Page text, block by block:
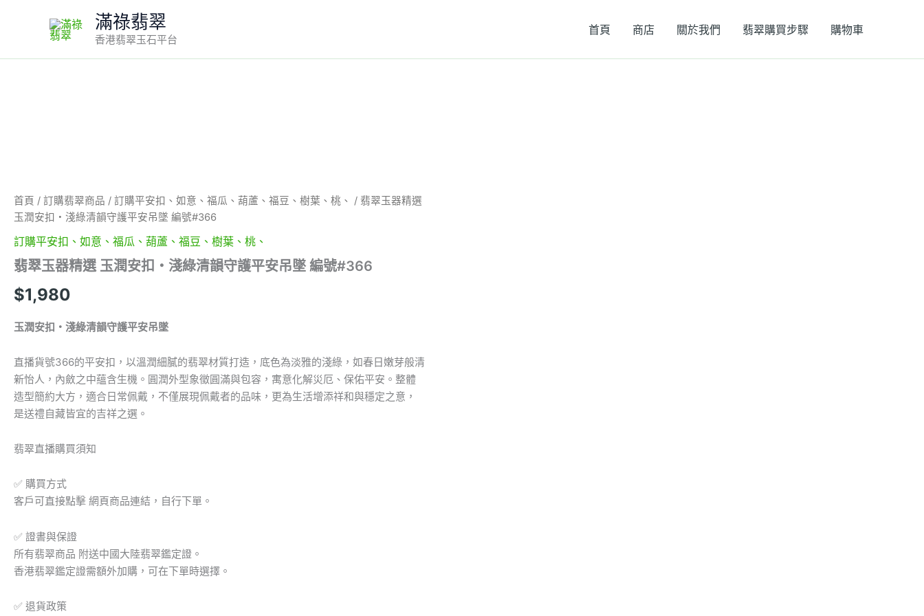
滿祿翡翠
香港翡翠玉石平台
首頁 商店 關於我們 翡翠購買步驟 購物車
首頁 / 訂購翡翠商品 / 訂購平安扣、如意、福瓜、葫蘆、福豆、樹葉、桃、
/ 翡翠玉器精選
玉潤安扣・淺綠清韻守護平安吊墜 編號#366
訂購平安扣、如意、福瓜、葫蘆、福豆、樹葉、桃、
翡翠玉器精選 玉潤安扣・淺綠清韻守護平安吊墜 編號#366
$1,980
玉潤安扣・淺綠清韻守護平安吊墜
直播貨號366的平安扣，以溫潤細膩的翡翠材質打造，底色為淡雅的淺綠，如春日嫩芽般清
新怡人，內斂之中蘊含生機。圓潤外型象徵圓滿與包容，寓意化解災厄、保佑平安。整體
造型簡約大方，適合日常佩戴，不僅展現佩戴者的品味，更為生活增添祥和與穩定之意，
是送禮自藏皆宜的吉祥之選。
翡翠直播購買須知
✅ 購買方式
客戶可直接點擊 網頁商品連結，自行下單。
✅ 證書與保證
所有翡翠商品 附送中國大陸翡翠鑑定證。
香港翡翠鑑定證需額外加購，可在下單時選擇。
✅ 退貨政策
安
扣・
淺
綠
韻
護
安
吊
編
號
#366
數
量